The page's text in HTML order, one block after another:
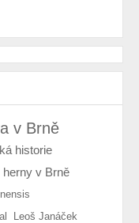
v Brně
historie
herny v Brně
Leoš Janáček